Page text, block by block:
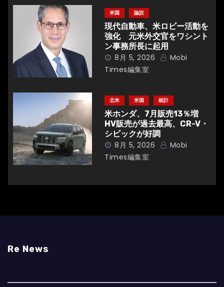
米国 論説
現代自動車、米ロビー活動を
強化 元米外交官をワシント
ン事務所長に起用
8月 5, 2026
Mobi
Times編集室
北米 米国 統計
米ホンダ、7月販売13％増
HV販売が過去最高、CR-V・
シビックが好調
8月 5, 2026
Mobi
Times編集室
Re News